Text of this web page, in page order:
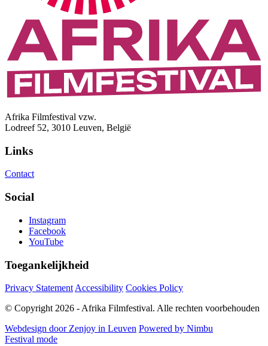
Afrika Filmfestival vzw.
Lodreef 52, 3010 Leuven, België
Links
Contact
Social
Instagram
Facebook
YouTube
Toegankelijkheid
Privacy Statement Accessibility Cookies Policy
© Copyright 2026 - Afrika Filmfestival. Alle rechten voorbehouden
Webdesign door Zenjoy in Leuven Powered by Nimbu
Festival mode